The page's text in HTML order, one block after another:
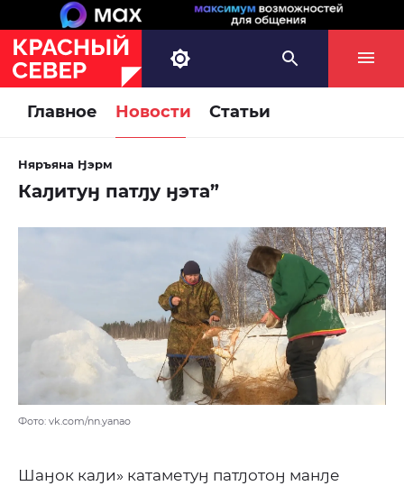
Главное Новости Статьи
Няръяна Ӈэрм
Каԓитуӈ патԓу ӈэта”
Фото: vk.com/nn.yanao
Шаӈок каԓи» катаметуӈ патԓотоӈ манԓе